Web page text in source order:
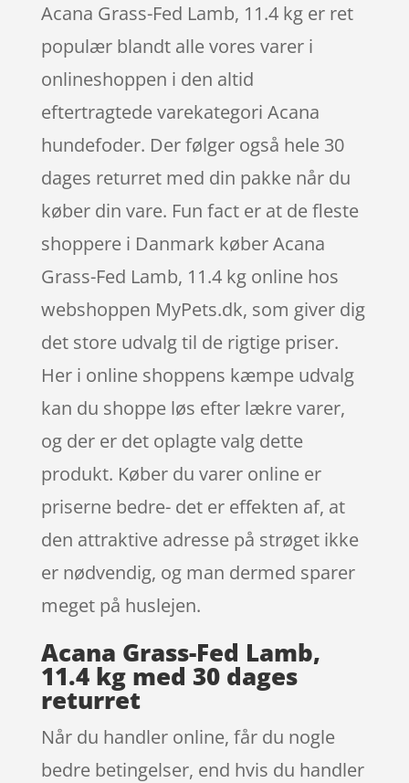
Acana Grass-Fed Lamb, 11.4 kg er ret
populær blandt alle vores varer i
onlineshoppen i den altid
eftertragtede varekategori Acana
hundefoder. Der følger også hele 30
dages returret med din pakke når du
køber din vare. Fun fact er at de fleste
shoppere i Danmark køber Acana
Grass-Fed Lamb, 11.4 kg online hos
webshoppen MyPets.dk, som giver dig
det store udvalg til de rigtige priser.
Her i online shoppens kæmpe udvalg
kan du shoppe løs efter lækre varer,
og der er det oplagte valg dette
produkt. Køber du varer online er
priserne bedre- det er effekten af, at
den attraktive adresse på strøget ikke
er nødvendig, og man dermed sparer
meget på huslejen.
Acana Grass-Fed Lamb,
11.4 kg med 30 dages
returret
Når du handler online, får du nogle
bedre betingelser, end hvis du handler